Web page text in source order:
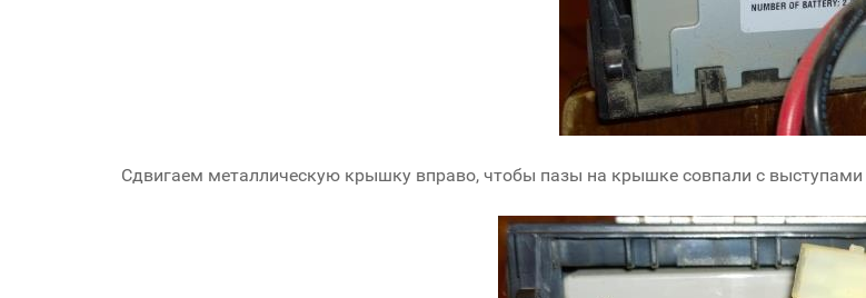
Сдвигаем металлическую крышку вправо, чтобы пазы на крышке совпали с выступами